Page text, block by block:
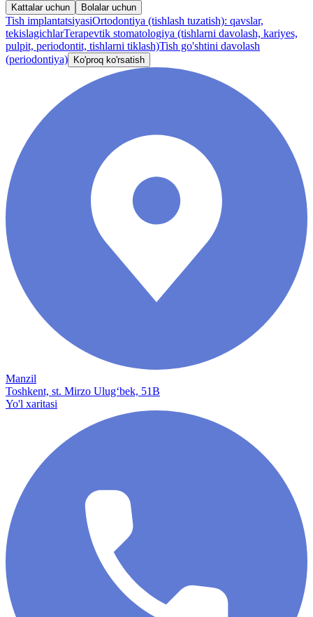
Kattalar uchun Bolalar uchun
Tish implantatsiyasiOrtodontiya (tishlash tuzatish): qavslar,
tekislagichlarTerapevtik stomatologiya (tishlarni davolash, kariyes,
pulpit, periodontit, tishlarni tiklash)Tish go'shtini davolash
(periodontiya) Ko'proq ko'rsatish
Manzil
Toshkent, st. Mirzo Ulug‘bek, 51B
Yo'l xaritasi